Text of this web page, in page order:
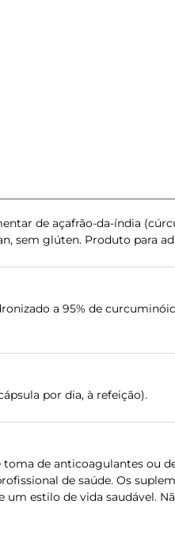
de açafrão-da-índia
sem glúten. Produto para
a 95% de
por dia, à refeição).
de anticoagulantes ou
de saúde. Os
estilo de vida saudável.